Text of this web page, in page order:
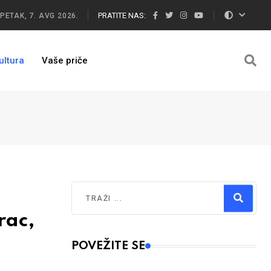
PETAK, 7. AVG 2026. PRATITE NAS:
Vaše priče
Type 2 or more characters for results.
POVEŽITE SE